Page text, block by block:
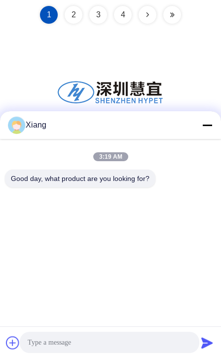
1 2 3 4
Contato Rápido
Xiang
3:19 AM
Good day, what product are you looking for?